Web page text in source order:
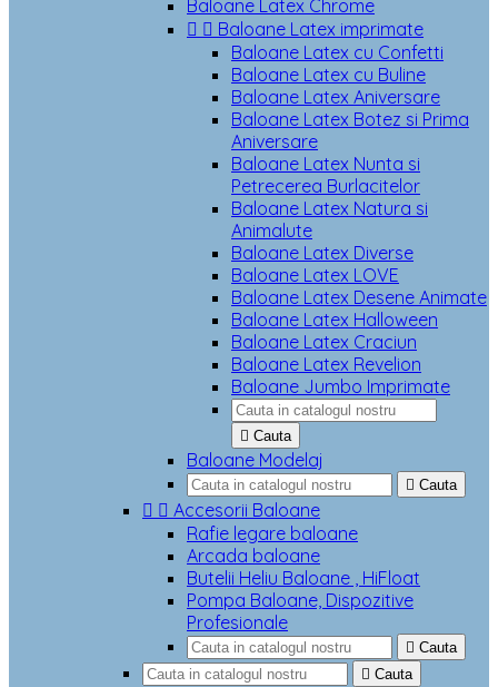
Baloane Latex Chrome
  Baloane Latex imprimate
Baloane Latex cu Confetti
Baloane Latex cu Buline
Baloane Latex Aniversare
Baloane Latex Botez si Prima
Aniversare
Baloane Latex Nunta si
Petrecerea Burlacitelor
Baloane Latex Natura si
Animalute
Baloane Latex Diverse
Baloane Latex LOVE
Baloane Latex Desene Animate
Baloane Latex Halloween
Baloane Latex Craciun
Baloane Latex Revelion
Baloane Jumbo Imprimate
 Cauta
Baloane Modelaj
 Cauta
  Accesorii Baloane
Rafie legare baloane
Arcada baloane
Butelii Heliu Baloane , HiFloat
Pompa Baloane, Dispozitive
Profesionale
 Cauta
 Cauta